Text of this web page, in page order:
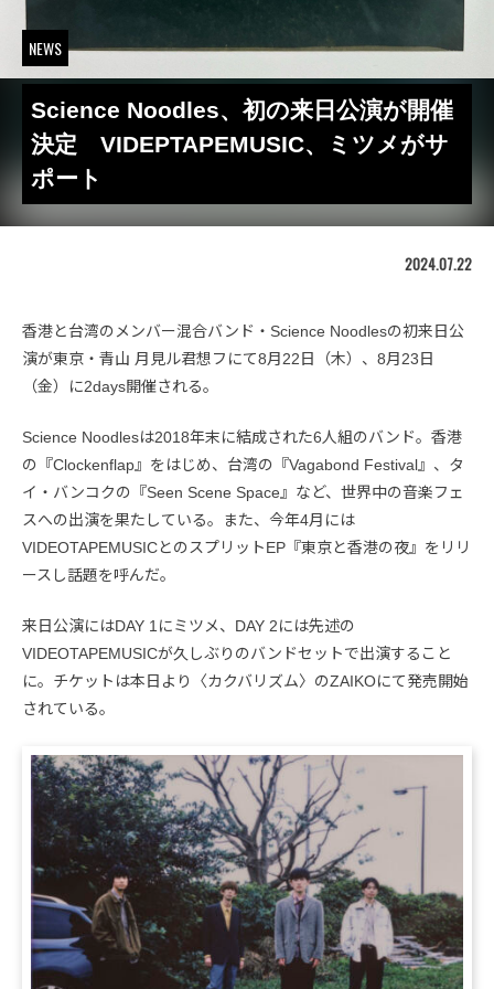
NEWS
Science Noodles、初の来日公演が開催
決定 VIDEPTAPEMUSIC、ミツメがサ
ポート
2024.07.22
香港と台湾のメンバー混合バンド・Science Noodlesの初来日公
演が東京・青山 月見ル君想フにて8月22日（木）、8月23日
（金）に2days開催される。
Science Noodlesは2018年末に結成された6人組のバンド。香港
の『Clockenflap』をはじめ、台湾の『Vagabond Festival』、タ
イ・バンコクの『Seen Scene Space』など、世界中の音楽フェ
スへの出演を果たしている。また、今年4月には
VIDEOTAPEMUSICとのスプリットEP『東京と香港の夜』をリリ
ースし話題を呼んだ。
来日公演にはDAY 1にミツメ、DAY 2には先述の
VIDEOTAPEMUSICが久しぶりのバンドセットで出演すること
に。チケットは本日より〈カクバリズム〉のZAIKOにて発売開始
されている。